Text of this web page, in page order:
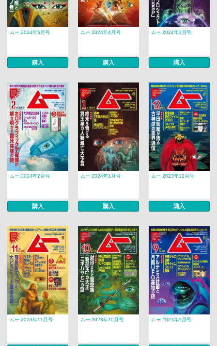
ムー 2024年5月号
購入
ムー 2024年4月号
購入
ムー 2024年3月号
購入
ムー 2024年2月号
購入
ムー 2024年1月号
購入
ムー 2023年12月号
購入
ムー 2023年11月号 ムー 2023年10月号 ムー 2023年9月号